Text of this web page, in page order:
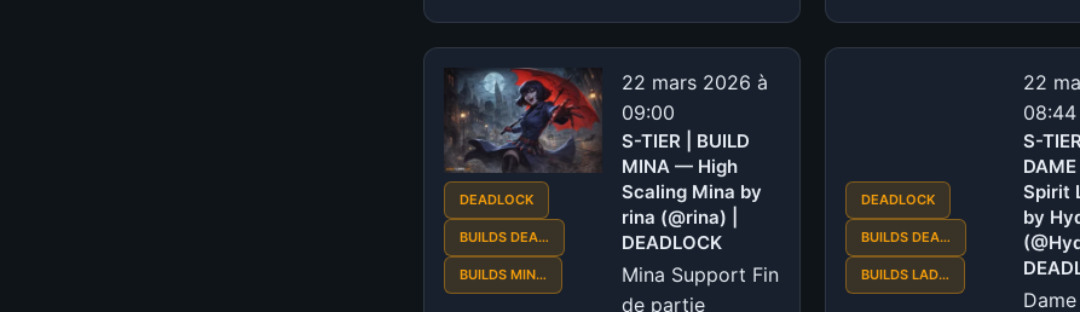
|
MIRO
ET
MINUS
—
Mo
DEADLOCK
BUILDS DEA…
BUILDS MIN…
22 mars 2026 à
09:00
S-TIER | BUILD
MINA — High
Scaling Mina by
rina (@rina) |
DEADLOCK
Mina Support Fin
de partie
DEADLOCK
BUILDS DEA…
BUILDS LAD…
22
08:44
S-
Spirit
by